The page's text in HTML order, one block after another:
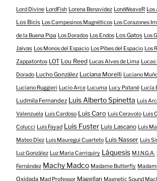
Lord Divine LordFish Lorena Benavidez LoreWeaveR Los
Los Bicis Los Campesinos Magnéticos Los Corazones
de la Buena Pipa Los Dorados Los Endos Los Gatos Los
Jaivas Los Monos del Espacio Los Pibes del Espacio Los
Zappatontos LOT Lou Reed Lucas Alves de Lima
Dorado Lucho González Luciana Morelli Luciano
Luciano Ruggieri Lucio Arce Lucuma Lucy Patané Lucía
Ludmila Fernandez Luis Alberto Spinetta Luis
Valenzuela Luis Cardoso Luis Caro Luis Ceravolo Luis
Colucci Luis Fayad Luis Fuster Luis Lascano Luis
Mateo Díez Luis Mauregui Cuarteto Luis Nasser Luis
Luz González Luz Maria Carriquiry Láquesis M.I.N.G.A.
Fernández Machy Madco Madame Butterfly
Oxidada Mad Professor Magellan Magnetic Sound